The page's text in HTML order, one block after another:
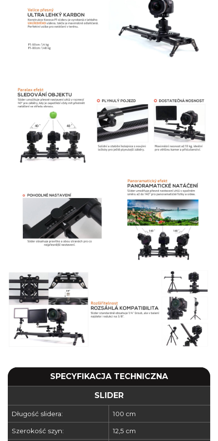
SPECYFIKACJA TECHNICZNA
SLIDER
Długość slidera: 100 cm
Szerokość szyn: 12,5 cm